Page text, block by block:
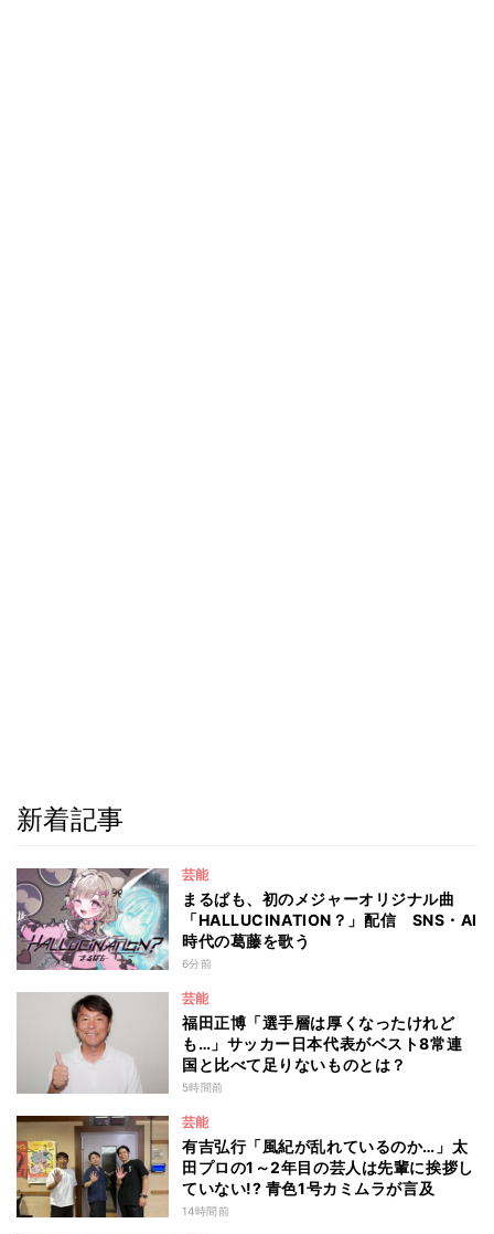
新着記事
芸能
まるぱも、初のメジャーオリジナル曲
「HALLUCINATION？」配信 SNS・AI
時代の葛藤を歌う
6分前
芸能
福田正博「選手層は厚くなったけれど
も…」サッカー日本代表がベスト8常連
国と比べて足りないものとは？
5時間前
芸能
有吉弘行「風紀が乱れているのか…」太
田プロの1～2年目の芸人は先輩に挨拶し
ていない!? 青色1号カミムラが言及
14時間前